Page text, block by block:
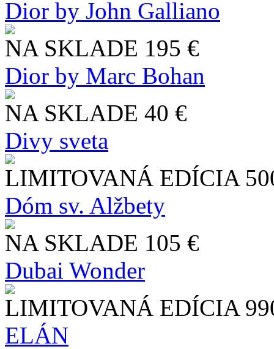
Dior by John Galliano
NA SKLADE 195 €
Dior by Marc Bohan
NA SKLADE 40 €
Divy sveta
LIMITOVANÁ EDÍCIA
Dóm sv. Alžbety
NA SKLADE 105 €
Dubai Wonder
LIMITOVANÁ EDÍCIA
ELÁN